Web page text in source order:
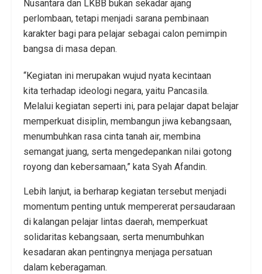
Nusantara dan LKBB bukan sekadar ajang
perlombaan, tetapi menjadi sarana pembinaan
karakter bagi para pelajar sebagai calon pemimpin
bangsa di masa depan.
“Kegiatan ini merupakan wujud nyata kecintaan
kita terhadap ideologi negara, yaitu Pancasila.
Melalui kegiatan seperti ini, para pelajar dapat belajar
memperkuat disiplin, membangun jiwa kebangsaan,
menumbuhkan rasa cinta tanah air, membina
semangat juang, serta mengedepankan nilai gotong
royong dan kebersamaan,” kata Syah Afandin.
Lebih lanjut, ia berharap kegiatan tersebut menjadi
momentum penting untuk mempererat persaudaraan
di kalangan pelajar lintas daerah, memperkuat
solidaritas kebangsaan, serta menumbuhkan
kesadaran akan pentingnya menjaga persatuan
dalam keberagaman.